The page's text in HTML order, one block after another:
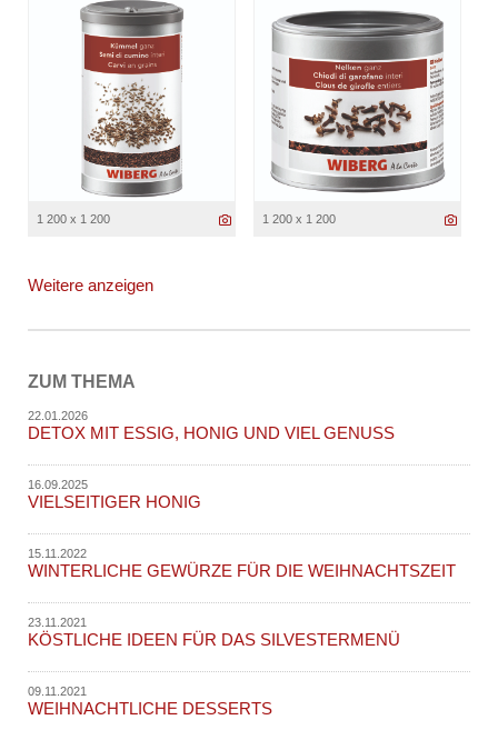
1 200 x 1 200 1 200 x 1 200
Weitere anzeigen
ZUM THEMA
22.01.2026
DETOX MIT ESSIG, HONIG UND VIEL GENUSS
16.09.2025
VIELSEITIGER HONIG
15.11.2022
WINTERLICHE GEWÜRZE FÜR DIE WEIHNACHTSZEIT
23.11.2021
KÖSTLICHE IDEEN FÜR DAS SILVESTERMENÜ
09.11.2021
WEIHNACHTLICHE DESSERTS